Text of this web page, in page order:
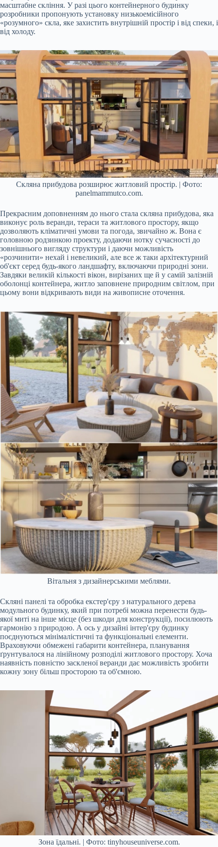
масштабне скління. У разі цього контейнерного будинку
розробники пропонують установку низькоемісійного
«розумного» скла, яке захистить внутрішній простір і від спеки, і
від холоду.
Скляна прибудова розширює житловий простір. | Фото:
panelmammutco.com.
Прекрасним доповненням до нього стала скляна прибудова, яка
виконує роль веранди, тераси та житлового простору, якщо
дозволяють кліматичні умови та погода, звичайно ж. Вона є
головною родзинкою проекту, додаючи нотку сучасності до
зовнішнього вигляду структури і даючи можливість
«розчинити» нехай і невеликий, але все ж таки архітектурний
об'єкт серед будь-якого ландшафту, включаючи природні зони.
Завдяки великій кількості вікон, вирізаних ще й у самій залізній
оболонці контейнера, житло заповнене природним світлом, при
цьому вони відкривають види на живописне оточення.
Вітальня з дизайнерськими меблями.
Скляні панелі та обробка екстер'єру з натурального дерева
модульного будинку, який при потребі можна перенести будь-
якої миті на інше місце (без шкоди для конструкції), посилюють
гармонію з природою. А ось у дизайні інтер'єру будинку
поєднуються мінімалістичні та функціональні елементи.
Враховуючи обмежені габарити контейнера, планування
ґрунтувалося на лінійному розподілі житлового простору. Хоча
наявність повністю заскленої веранди дає можливість зробити
кожну зону більш просторою та об'ємною.
Зона їдальні. | Фото: tinyhouseuniverse.com.